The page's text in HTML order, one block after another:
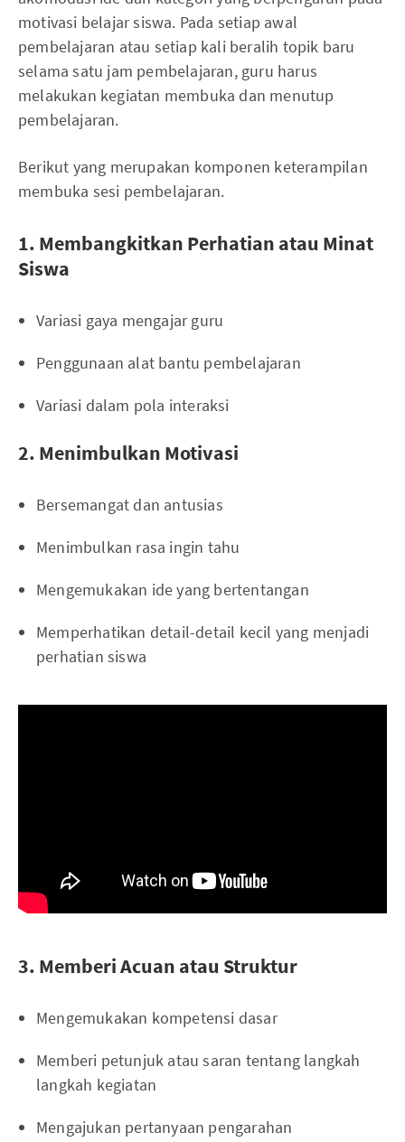
motivasi belajar siswa. Pada setiap awal
pembelajaran atau setiap kali beralih topik baru
selama satu jam pembelajaran, guru harus
melakukan kegiatan membuka dan menutup
pembelajaran.
Berikut yang merupakan komponen keterampilan
membuka sesi pembelajaran.
1. Membangkitkan Perhatian atau Minat
Siswa
Variasi gaya mengajar guru
Penggunaan alat bantu pembelajaran
Variasi dalam pola interaksi
2. Menimbulkan Motivasi
Bersemangat dan antusias
Menimbulkan rasa ingin tahu
Mengemukakan ide yang bertentangan
Memperhatikan detail-detail kecil yang menjadi
perhatian siswa
3. Memberi Acuan atau Struktur
Mengemukakan kompetensi dasar
Memberi petunjuk atau saran tentang langkah
langkah kegiatan
Mengajukan pertanyaan pengarahan